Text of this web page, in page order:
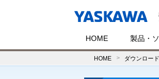
HOME 製品・
HOME ダウンロード